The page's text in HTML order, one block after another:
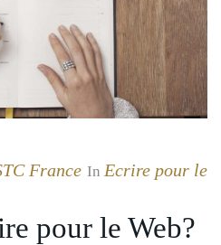
France In Ecrire pour le
pour le Web?